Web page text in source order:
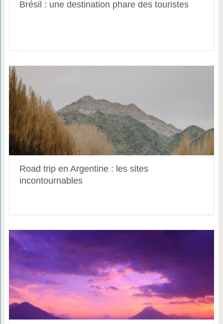
Brésil : une destination phare des touristes
Road trip en Argentine : les sites
incontournables